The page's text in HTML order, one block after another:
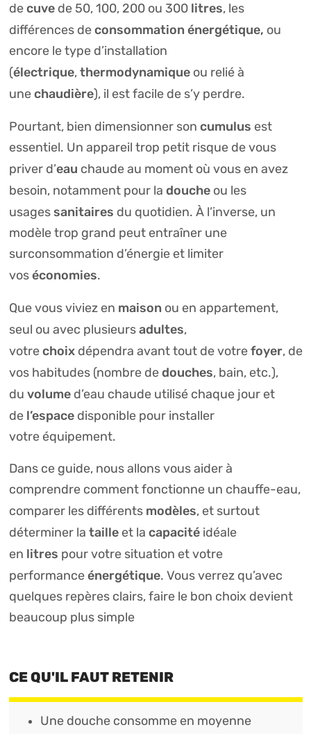
decuvede 50, 100, 200 ou 300 litres, les
différences deconsommation énergétique, ou
encore le type d’installation
(électrique,thermodynamiqueou relié à
unechaudière), il est facile de s’y perdre.
Pourtant, bien dimensionner son cumulus est
essentiel. Un appareil trop petit risque de vous
priver d’eau chaude au moment où vous en avez
besoin, notamment pour la doucheou les
usages sanitaires du quotidien. À l’inverse, un
modèle trop grand peut entraîner une
surconsommation d’énergie et limiter
voséconomies.
Que vous viviez en maisonou en appartement,
seul ou avec plusieursadultes,
votrechoixdépendra avant tout de votrefoyer, de
vos habitudes (nombre dedouches, bain, etc.),
du volumed’eau chaude utilisé chaque jour et
de l’espacedisponible pour installer
votre équipement.
Dans ce guide, nous allons vous aider à
comprendre comment fonctionne un chauffe-eau,
comparer les différents modèles, et surtout
déterminer la tailleet la capacitéidéale
en litres pour votre situation et votre
performanceénergétique. Vous verrez qu’avec
quelques repères clairs, faire le bon choix devient
beaucoup plus simple
CE QU'IL FAUT RETENIR
Une douche consomme en moyenne